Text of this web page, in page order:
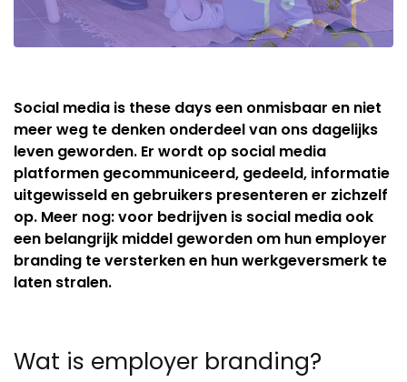
Social media is these days een onmisbaar en niet
meer weg te denken onderdeel van ons dagelijks
leven geworden. Er wordt op social media
platformen gecommuniceerd, gedeeld, informatie
uitgewisseld en gebruikers presenteren er zichzelf
op. Meer nog: voor bedrijven is social media ook
een belangrijk middel geworden om hun employer
branding te versterken en hun werkgeversmerk te
laten stralen.
Wat is employer branding?